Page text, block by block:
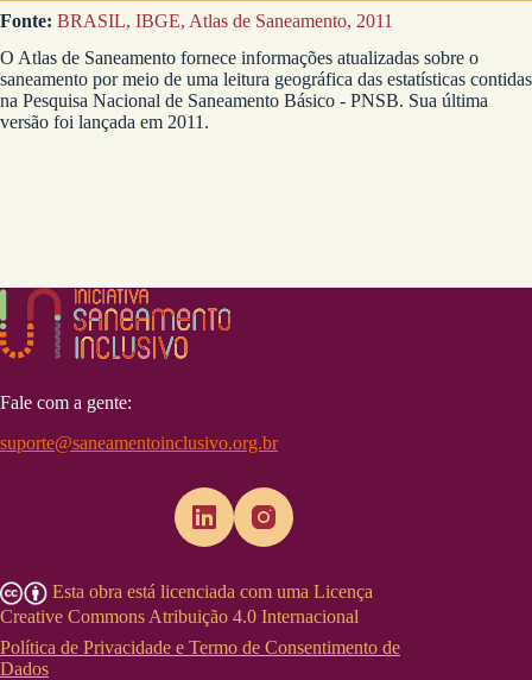
Fonte: BRASIL, IBGE, Atlas de Saneamento, 2011
O Atlas de Saneamento fornece informações atualizadas sobre o
saneamento por meio de uma leitura geográfica das estatísticas contidas
na Pesquisa Nacional de Saneamento Básico - PNSB. Sua última
versão foi lançada em 2011.
Fale com a gente:
suporte@saneamentoinclusivo.org.br
Esta obra está licenciada com uma Licença
Creative Commons Atribuição 4.0 Internacional
Política de Privacidade e Termo de Consentimento de
Dados